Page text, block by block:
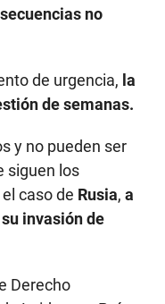
no
de urgencia, la
de semanas.
y no pueden ser
siguen los
caso de Rusia, a
invasión de
Derecho